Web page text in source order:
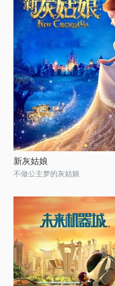
新灰姑娘
不做公主梦的灰姑娘